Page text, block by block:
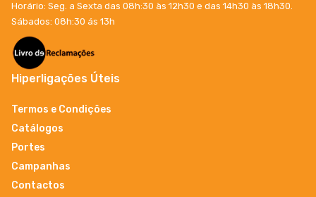
Horário: Seg. a Sexta das 08h:30 às 12h30 e das 14h30 às 18h30.
Sábados: 08h:30 ás 13h
Hiperligações Úteis
Termos e Condições
Catálogos
Portes
Campanhas
Contactos